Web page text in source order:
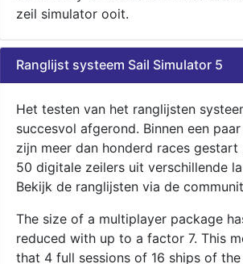
zeil simulator ooit.
Ranglijst systeem Sail Simulator 5
Het testen van het ranglijsten
succesvol afgerond. Binnen een
zijn meer dan honderd races gestart
50 digitale zeilers uit verschillende
Bekijk de ranglijsten via de
The size of a multiplayer package
reduced with up to a factor 7. This
that 4 full sessions of 16 ships of